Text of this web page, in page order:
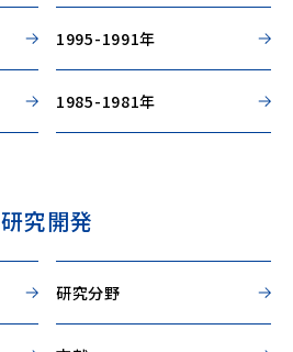
1995-1991年
1985-1981年
研究開発
研究分野